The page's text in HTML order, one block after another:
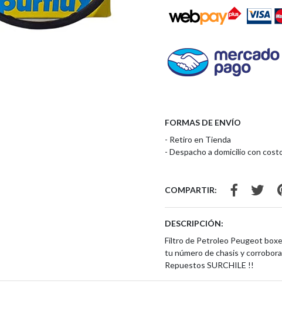
FORMAS DE ENVÍO
- Retiro en Tienda
- Despacho a domicilio con
COMPARTIR:
DESCRIPCIÓN:
Filtro de Petroleo Peugeot
tu número de chasis y
Repuestos SURCHILE !!